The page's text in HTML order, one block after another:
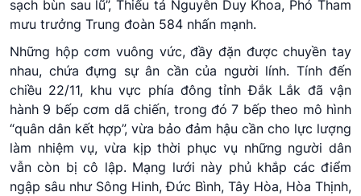
sạch bùn sau lũ”, Thiếu tá Nguyễn Duy Khoa, Phó Tham
mưu trưởng Trung đoàn 584 nhấn mạnh.
Những hộp cơm vuông vức, đầy đặn được chuyền tay
nhau, chứa đựng sự ân cần của người lính. Tính đến
chiều 22/11, khu vực phía đông tỉnh Đắk Lắk đã vận
hành 9 bếp cơm dã chiến, trong đó 7 bếp theo mô hình
“quân dân kết hợp”, vừa bảo đảm hậu cần cho lực lượng
làm nhiệm vụ, vừa kịp thời phục vụ những người dân
vẫn còn bị cô lập. Mạng lưới này phủ khắp các điểm
ngập sâu như Sông Hinh, Đức Bình, Tây Hòa, Hòa Thịnh,